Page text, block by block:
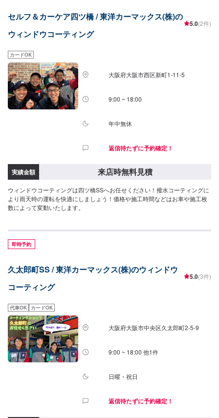
セルフ＆カーケア四ツ橋 / 東洋カーマックス(株)の
ウィンドウコーティング
5.0(2件)
カードOK
大阪府大阪市西区新町1-11-5
9:00 ~ 18:00
年中無休
返信待たずに予約確定！
実績金額 来店時無料見積
ウィンドウコーティングは四ツ橋SSへお任せください！撥水コーティングに
より雨天時の運転を快適にしましょう！価格や施工時間などはお車や施工枚
数によって変動いたします。
即時予約
久太郎町SS / 東洋カーマックス(株)のウィンドウ
コーティング
5.0(3件)
代車OK カードOK
大阪府大阪市中央区久太郎町2-5-9
9:00 ~ 18:00 他1件
日曜・祝日
返信待たずに予約確定！